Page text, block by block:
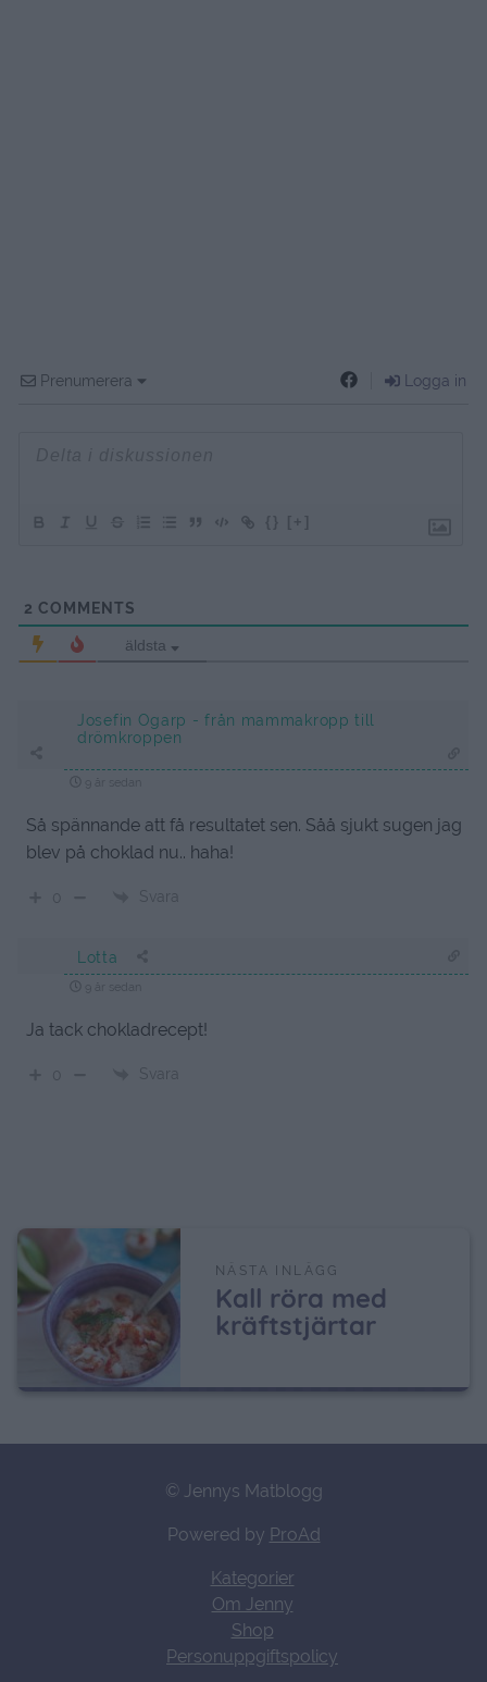
Prenumerera Logga in
{} [+]
2 COMMENTS
äldsta
Josefin Ogarp - från mammakropp till
drömkroppen
Så spännande att få resultatet sen. Såå sjukt sugen jag
blev på choklad nu.. haha!
Svara
Lotta
Ja tack chokladrecept!
Svara
NÄSTA INLÄGG
Kall röra med
kräftstjärtar
© Jennys Matblogg
Powered by ProAd
Kategorier
Om Jenny
Shop
Personuppgiftspolicy